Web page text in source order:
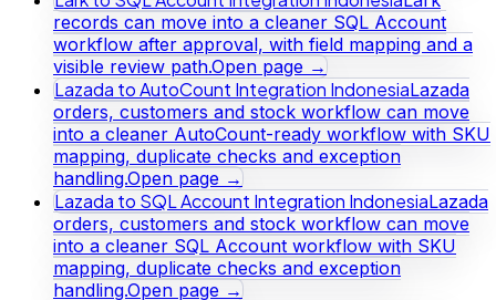
records can move into a cleaner SQL Account
workflow after approval, with field mapping and a
visible review path.Open page →
Lazada to AutoCount Integration IndonesiaLazada
orders, customers and stock workflow can move
into a cleaner AutoCount-ready workflow with SKU
mapping, duplicate checks and exception
handling.Open page →
Lazada to SQL Account Integration IndonesiaLazada
orders, customers and stock workflow can move
into a cleaner SQL Account workflow with SKU
mapping, duplicate checks and exception
handling.Open page →